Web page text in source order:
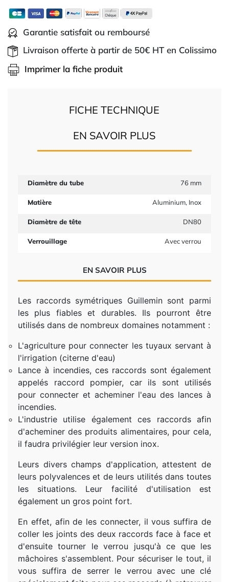
Garantie satisfait ou remboursé
Livraison offerte à partir de 50€ HT en Colissimo
Imprimer la fiche produit
FICHE TECHNIQUE
EN SAVOIR PLUS
Diamètre du tube 76 mm
Matière Aluminium, Inox
Diamètre de tête DN80
Verrouillage Avec verrou
EN SAVOIR PLUS
Les raccords symétriques Guillemin sont parmi
les plus fiables et durables. Ils pourront être
utilisés dans de nombreux domaines notamment :
L'agriculture pour connecter les tuyaux servant à
l'irrigation (citerne d'eau)
Lance à incendies, ces raccords sont également
appelés raccord pompier, car ils sont utilisés
pour connecter et acheminer l'eau des lances à
incendies.
L'industrie utilise également ces raccords afin
d'acheminer des produits alimentaires, pour cela,
il faudra privilégier leur version inox.
Leurs divers champs d'application, attestent de
leurs polyvalences et de leurs utilités dans toutes
les situations. Leur facilité d'utilisation est
également un gros point fort.
En effet, afin de les connecter, il vous suffira de
coller les joints des deux raccords face à face et
d'ensuite tourner le verrou jusqu'à ce que les
mâchoires s'assemblent. Pour sécuriser le tout, il
vous suffira de serrer le verrou avec une clé